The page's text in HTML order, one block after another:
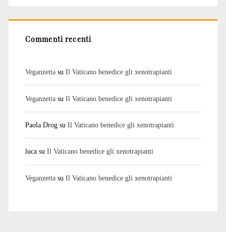
Commenti recenti
Veganzettasu Il Vaticano benedice gli xenotrapianti
Veganzettasu Il Vaticano benedice gli xenotrapianti
Paola Drogsu Il Vaticano benedice gli xenotrapianti
lucasu Il Vaticano benedice gli xenotrapianti
Veganzettasu Il Vaticano benedice gli xenotrapianti